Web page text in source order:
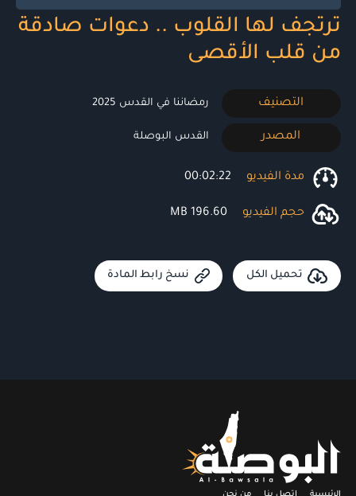
ترتجف لها القلوب .. دعوات صادقة
من قلب الأقصى
التصنيف رمضاننا في القدس 2025
المصدر القدس البوصلة
مدة الفيديو 00:02:22
حجم الفيديو 196.60 MB
تحميل الكل نسخ رابط المادة